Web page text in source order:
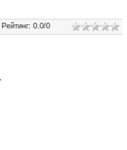
Рейтинг:0.0/0